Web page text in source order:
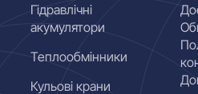
Гідравлічні
акумулятори
Теплообмінники
Кульові крани